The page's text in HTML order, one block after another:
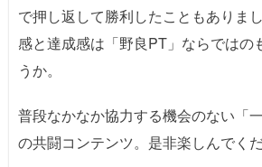
で押し返して勝利したこともありま
感と達成感は「野良PT」ならではの
うか。
普段なかなか協力する機会のない「
の共闘コンテンツ。是非楽しんでくだ